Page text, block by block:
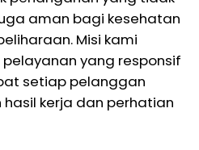
aman bagi kesehatan
Misi kami
yang responsif
setiap pelanggan
kerja dan perhatian